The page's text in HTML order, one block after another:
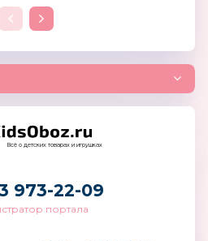
Всё о детских товарах и игрушках
973-22-09
портала